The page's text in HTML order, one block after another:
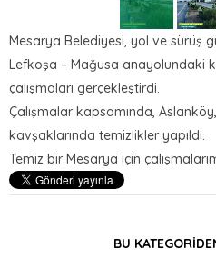
Mesarya Belediyesi, yol ve sürüş
Lefkoşa – Mağusa anayolundaki
çalışmaları gerçekleştirdi.
Çalışmalar kapsamında,
kavşaklarında temizlikler yapıldı.
Temiz bir Mesarya için
BU